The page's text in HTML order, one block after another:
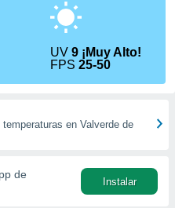
UV9 ¡Muy Alto!
FPS25-50
en Valverde de
de
Instalar